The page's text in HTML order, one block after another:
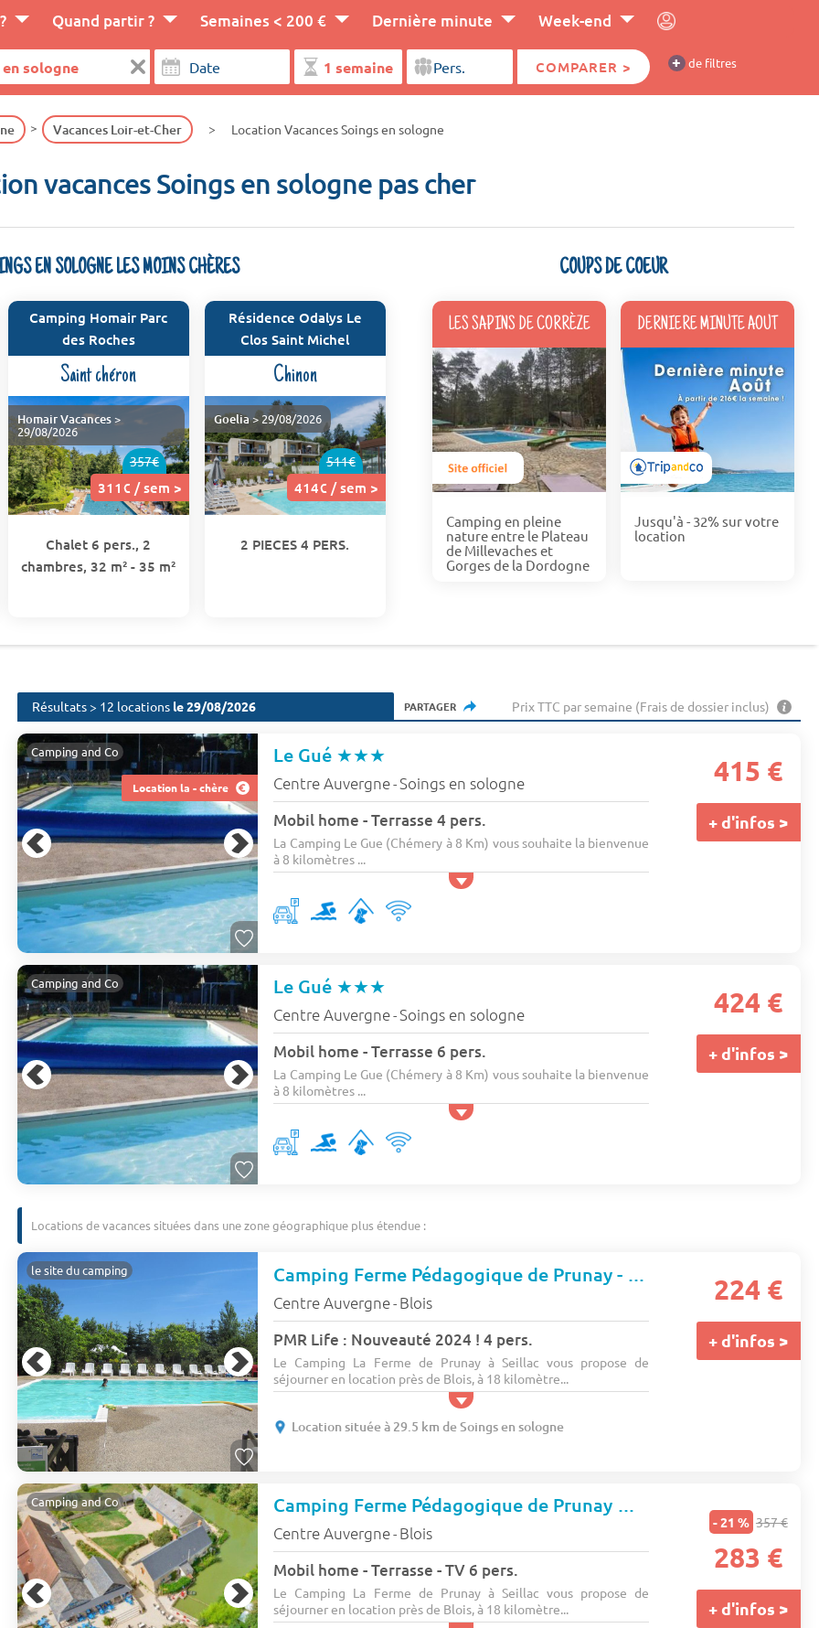
Quand partir ? Semaines < 200 € Dernière minute Week-end
COMPARER > + de filtres
Vacances Loir-et-Cher Location Vacances Soings en sologne
vacances Soings en sologne pas cher
EN SOLOGNE LES MOINS CHÈRES
Camping Homair Parc
des Roches
Saint chéron
357€
311€ / sem >
Homair Vacances>
29/08/2026
Chalet 6 pers., 2
chambres, 32 m² - 35 m²
Résidence Odalys Le
Clos Saint Michel
Chinon
511€
414€ / sem >
Goelia> 29/08/2026
2 PIECES 4 PERS.
COUPS DE COEUR
LES SAPINS DE CORRÈZE
Camping en pleine
nature entre le Plateau
de Millevaches et
Gorges de la Dordogne
DERNIERE MINUTE AOUT
Jusqu'à - 32% sur votre
location
Résultats > 12 locations le 29/08/2026 PARTAGER Prix TTC par semaine (Frais de dossier inclus)
Location la - chère
Camping and Co Le Gué ★★★
Centre Auvergne-Soings en sologne
Mobil home - Terrasse 4 pers.
La Camping Le Gue (Chémery à 8 Km) vous souhaite la bienvenue
à 8 kilomètres ...
415 €
+ d'infos >
Camping and Co Le Gué ★★★
Centre Auvergne-Soings en sologne
Mobil home - Terrasse 6 pers.
La Camping Le Gue (Chémery à 8 Km) vous souhaite la bienvenue
à 8 kilomètres ...
424 €
+ d'infos >
Locations de vacances situées dans une zone géographique plus étendue :
le site du camping Camping Ferme Pédagogique de Prunay - ZE collection (71157)
Centre Auvergne- Blois
PMR Life : Nouveauté 2024 ! 4 pers.
Le Camping La Ferme de Prunay à Seillac vous propose de
séjourner en location près de Blois, à 18 kilomètre...
Location située à 29.5 km de Soings en sologne
224 €
+ d'infos >
Camping and Co Camping Ferme Pédagogique de Prunay
★★★★
Centre Auvergne- Blois
Mobil home - Terrasse - TV 6 pers.
Le Camping La Ferme de Prunay à Seillac vous propose de
séjourner en location près de Blois, à 18 kilomètre...
- 21 % 357 €
283 €
+ d'infos >